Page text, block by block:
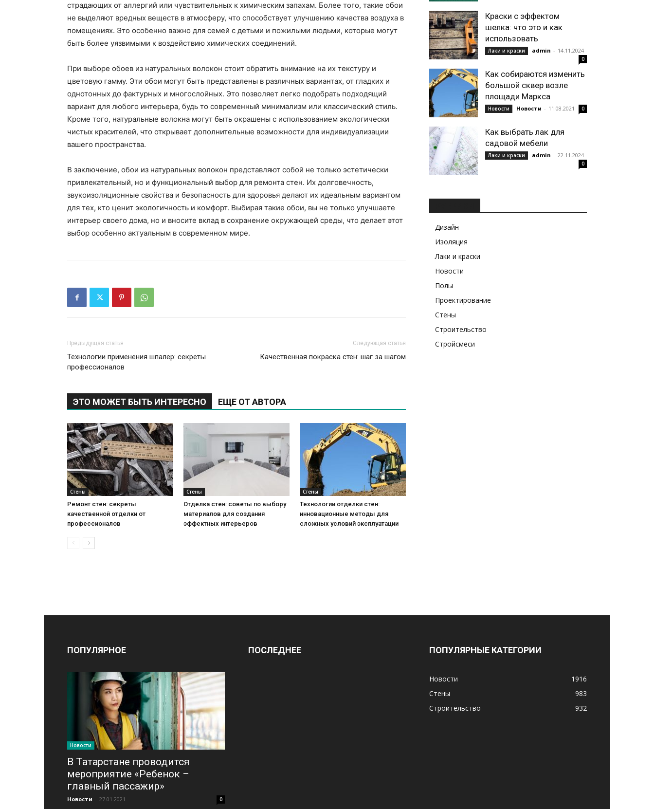
страдающих от аллергий или чувствительных к химическим запахам. Более того, такие обои
не выделяют вредных веществ в атмосферу, что способствует улучшению качества воздуха в
помещениях. Это особенно важно для семей с детьми и пожилыми людьми, которые могут
быть более уязвимыми к воздействию химических соединений.
При выборе обоев из натуральных волокон стоит обратить внимание на их текстуру и
цветовую гамму. Эти обои могут быть представлены в различных вариантах, от гладких и
однотонных до фактурных и многослойных. Это позволяет легко подобрать подходящий
вариант для любого интерьера, будь то современный минимализм или классический стиль.
Кроме того, натуральные волокна могут быть окрашены с использованием экологически
чистых красителей, что открывает дополнительные возможности для индивидуализации
вашего пространства.
В заключение, обои из натуральных волокон представляют собой не только эстетически
привлекательный, но и функциональный выбор для ремонта стен. Их долговечность,
звукоизоляционные свойства и безопасность для здоровья делают их идеальным вариантом
для тех, кто ценит экологичность и комфорт. Выбирая такие обои, вы не только улучшаете
интерьер своего дома, но и вносите вклад в сохранение окружающей среды, что делает этот
выбор особенно актуальным в современном мире.
Предыдущая статья
Технологии применения шпалер: секреты
профессионалов
Следующая статья
Качественная покраска стен: шаг за шагом
ЭТО МОЖЕТ БЫТЬ ИНТЕРЕСНО ЕЩЕ ОТ АВТОРА
Стены
Ремонт стен: секреты
качественной отделки от
профессионалов
Стены
Отделка стен: советы по выбору
материалов для создания
эффектных интерьеров
Стены
Технологии отделки стен:
инновационные методы для
сложных условий эксплуатации
Краски с эффектом
шелка: что это и как
использовать
Лаки и краски admin - 14.11.2024
0
Как собираются изменить
большой сквер возле
площади Маркса
Новости Новости - 11.08.2021 0
Как выбрать лак для
садовой мебели
Лаки и краски admin - 22.11.2024
0
Дизайн
Изоляция
Лаки и краски
Новости
Полы
Проектирование
Стены
Строительство
Стройсмеси
ПОПУЛЯРНОЕ
Новости
В Татарстане проводится
мероприятие «Ребенок –
главный пассажир»
Новости - 27.01.2021 0
ПОСЛЕДНЕЕ ПОПУЛЯРНЫЕ КАТЕГОРИИ
Новости
1916
Стены
983
Строительство
932